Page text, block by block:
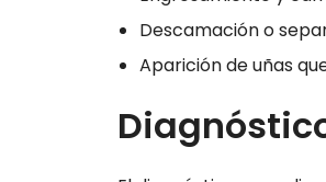
Descamación o
Aparición de uñas